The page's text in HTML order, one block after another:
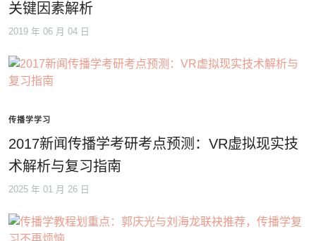
关键因素解析
2019 年 06 月 04 日
传播学学习
2017新闻传播学考研考点预测：VR虚拟现实技
术解析与复习指南
2025 年 01 月 26 日